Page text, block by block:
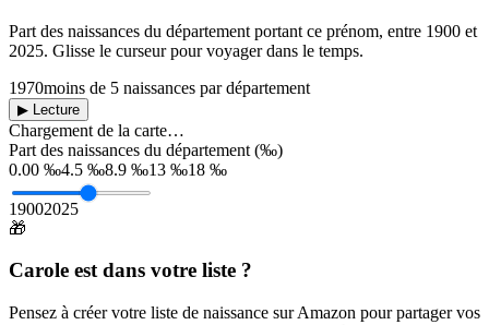
Part des naissances du département portant ce prénom, entre 1900 et
2025. Glisse le curseur pour voyager dans le temps.
1970moins de 5 naissances par département
▶ Lecture
Chargement de la carte…
Part des naissances du département (‰)
0.00 ‰4.5 ‰8.9 ‰13 ‰18 ‰
19002025
🎁
Carole est dans votre liste ?
Pensez à créer votre liste de naissance sur Amazon pour partager vos